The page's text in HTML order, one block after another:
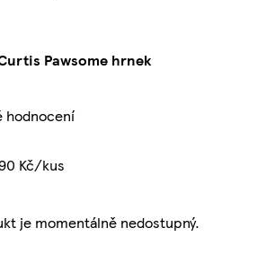
Pawsome hrnek
hodnocení
Kč/kus
je momentálně nedostupný.